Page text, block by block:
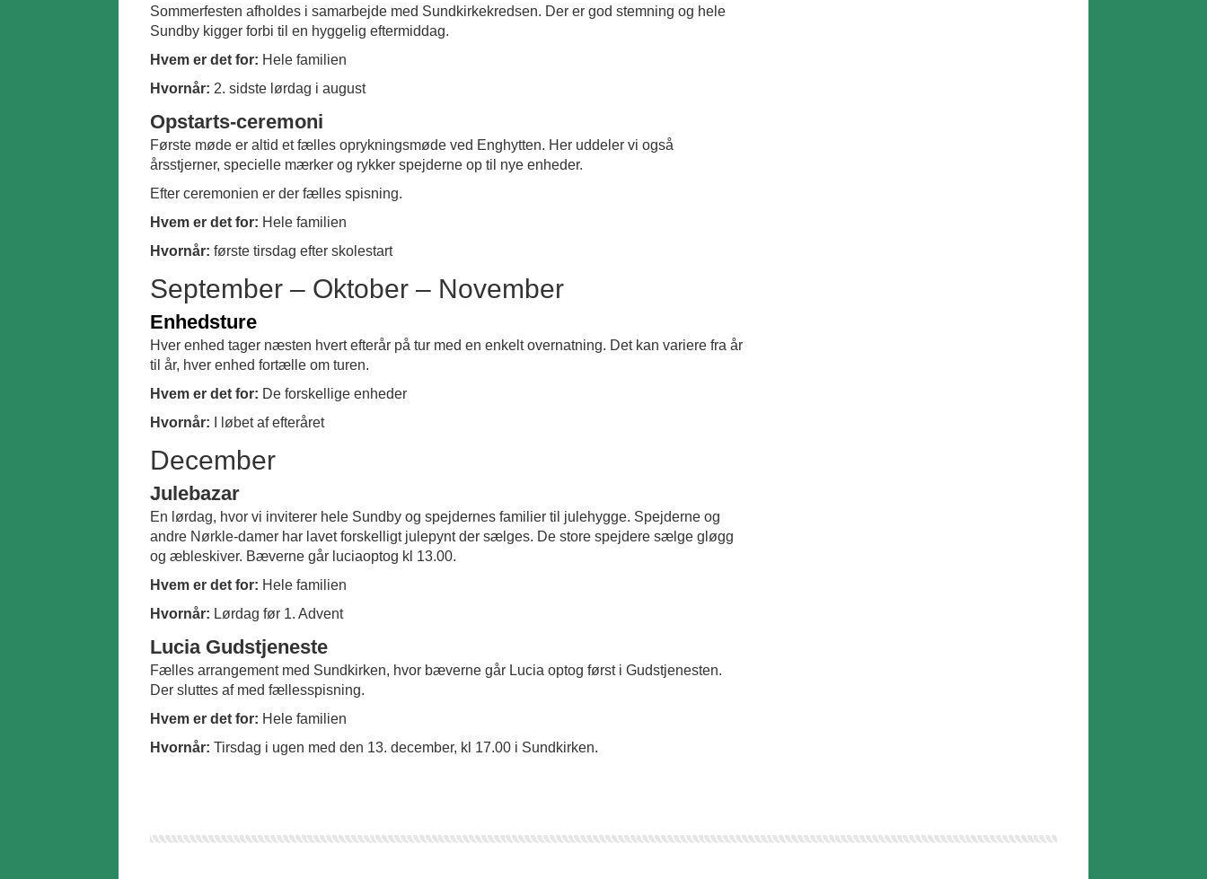
Sommerfesten afholdes i samarbejde med Sundkirkekredsen. Der er god stemning og hele
Sundby kigger forbi til en hyggelig eftermiddag.
Hvem er det for: Hele familien
Hvornår: 2. sidste lørdag i august
Opstarts-ceremoni
Første møde er altid et fælles oprykningsmøde ved Enghytten. Her uddeler vi også
årsstjerner, specielle mærker og rykker spejderne op til nye enheder.
Efter ceremonien er der fælles spisning.
Hvem er det for: Hele familien
Hvornår: første tirsdag efter skolestart
September – Oktober – November
Enhedsture
Hver enhed tager næsten hvert efterår på tur med en enkelt overnatning. Det kan variere fra år
til år, hver enhed fortælle om turen.
Hvem er det for: De forskellige enheder
Hvornår: I løbet af efteråret
December
Julebazar
En lørdag, hvor vi inviterer hele Sundby og spejdernes familier til julehygge. Spejderne og
andre Nørkle-damer har lavet forskelligt julepynt der sælges. De store spejdere sælge gløgg
og æbleskiver. Bæverne går luciaoptog kl 13.00.
Hvem er det for: Hele familien
Hvornår: Lørdag før 1. Advent
Lucia Gudstjeneste
Fælles arrangement med Sundkirken, hvor bæverne går Lucia optog først i Gudstjenesten.
Der sluttes af med fællesspisning.
Hvem er det for: Hele familien
Hvornår: Tirsdag i ugen med den 13. december, kl 17.00 i Sundkirken.